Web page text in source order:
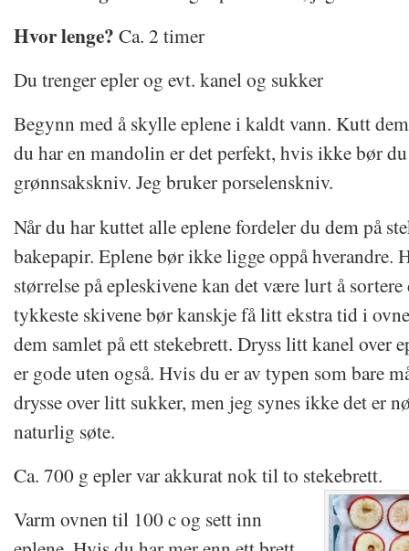
Hvor lenge? Ca. 2 timer
Du trenger epler og evt. kanel og sukker
Begynn med å skylle eplene i kaldt vann. Kutt
du har en mandolin er det perfekt, hvis ikke bør
grønnsakskniv. Jeg bruker porselenskniv.
Når du har kuttet alle eplene fordeler du dem på
bakepapir. Eplene bør ikke ligge oppå hverandre.
størrelse på epleskivene kan det være lurt å
tykkeste skivene bør kanskje få litt ekstra tid i
dem samlet på ett stekebrett. Dryss litt kanel over
er gode uten også. Hvis du er av typen som bare
drysse over litt sukker, men jeg synes ikke det er
naturlig søte.
Ca. 700 g epler var akkurat nok til to stekebrett.
Varm ovnen til 100 c og sett inn